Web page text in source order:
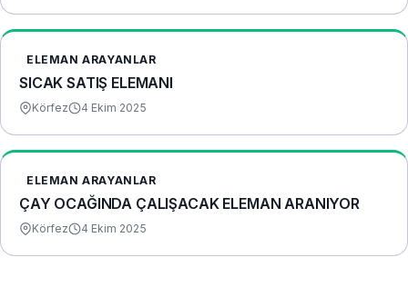
ELEMAN ARAYANLAR
SICAK SATIŞ ELEMANI
Körfez 4 Ekim 2025
ELEMAN ARAYANLAR
ÇAY OCAĞINDA ÇALIŞACAK ELEMAN ARANIYOR
Körfez 4 Ekim 2025